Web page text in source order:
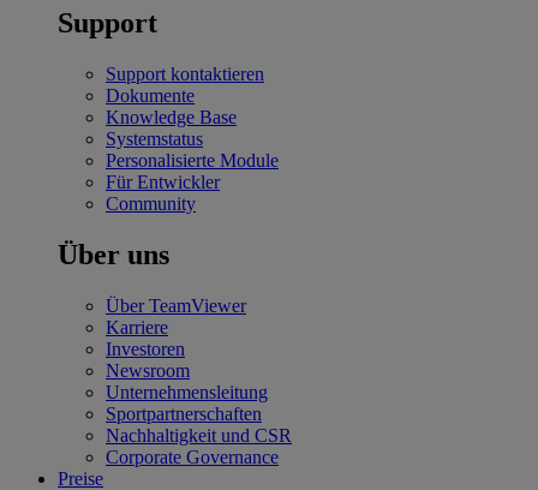
Support
Support kontaktieren
Dokumente
Knowledge Base
Systemstatus
Personalisierte Module
Für Entwickler
Community
Über uns
Über TeamViewer
Karriere
Investoren
Newsroom
Unternehmensleitung
Sportpartnerschaften
Nachhaltigkeit und CSR
Corporate Governance
Preise